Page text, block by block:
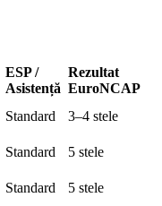
ESP /
Asistență
Rezultat
EuroNCAP
Standard
3–4 stele
Standard
5 stele
Standard 5 stele